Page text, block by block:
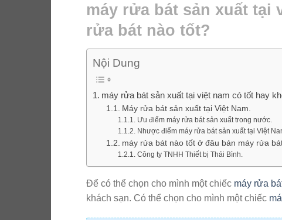
máy rửa bát sản xuất tại
rửa bát nào tốt?
Nội Dung
máy rửa bát sản xuất tại việt nam có tốt hay
Máy rửa bát sản xuất tại Việt Nam.
Ưu điểm máy rửa bát sản xuất trong nước.
Nhược điểm máy rửa bát sản xuất tại Việt
máy rửa bát nào tốt ở đâu bán máy rửa
Công ty TNHH Thiết bị Thái Bình.
Để có thể chọn cho mình một chiếc máy rửa
khách sạn. Có thể chọn cho mình một chiếc